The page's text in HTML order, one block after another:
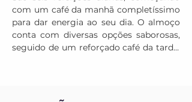
com um café da manhã completíssimo
para dar energia ao seu dia. O almoço
conta com diversas opções saborosas,
seguido de um reforçado café da tarde.
tarde, servimos cremes e caldos às 23h.